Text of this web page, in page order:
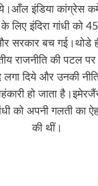
इंडिया कांग्रेस
इंदिरा गांधी को 45
सरकार बच गई।थोडे
राजनीति की पटल
लगा दिये और उनकी
हो जाता
को अपनी गलती का
की थीं।